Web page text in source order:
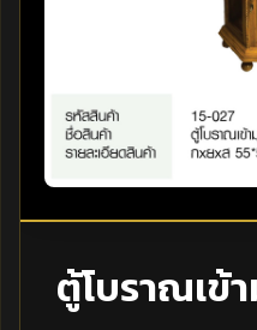
ตู้โบราณเข้